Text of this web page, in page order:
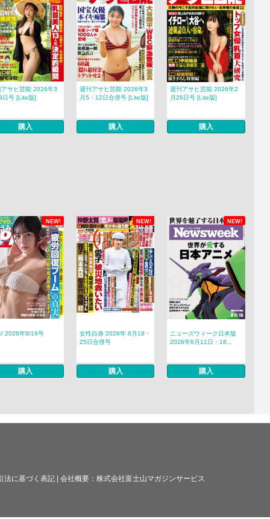
アサヒ芸能 2026年3
日号 [Lite版]
購入
週刊アサヒ芸能 2026年3
月5・12日合併号 [Lite版]
購入
週刊アサヒ芸能 2026年2
月26日号 [Lite版]
購入
NEW! NEW! NEW!
2026年8/19号
購入
女性自身 2026年 8月18・
25日合併号
購入
ニューズウィーク日本版
2026年8月11日・18...
購入
法に基づく表記 会社概要： 株式会社富士山マガジンサービス